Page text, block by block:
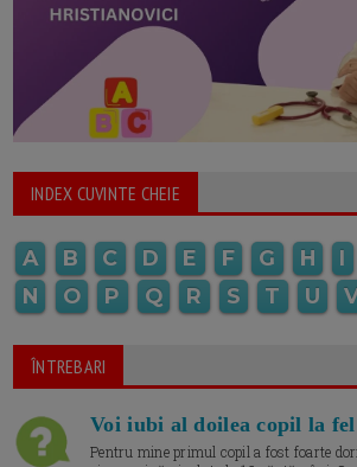
INDEX CUVINTE CHEIE
A B C D E F G H I
N
O P Q R S T U
ÎNTREBARI
Voi iubi al doilea copil la
Pentru mine primul copil a fost foarte